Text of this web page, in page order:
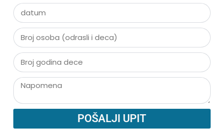
POŠALJI UPIT